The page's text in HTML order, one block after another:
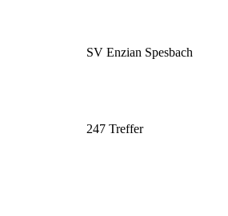
SV Enzian Spesbach
247 Treffer